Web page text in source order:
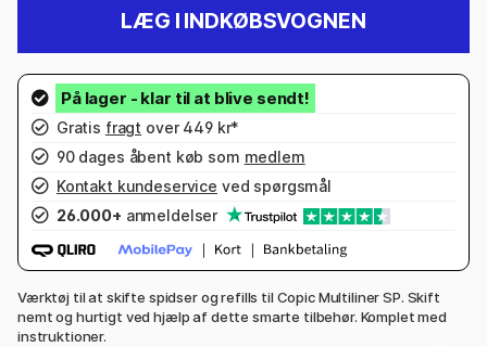
LÆG I INDKØBSVOGNEN
Gratis fragt over 449 kr*
90 dages åbent køb som medlem
Kontakt kundeservice ved spørgsmål
26.000+ anmeldelser
Værktøj til at skifte spidser og refills til Copic Multiliner SP. Skift
nemt og hurtigt ved hjælp af dette smarte tilbehør. Komplet med
instruktioner.